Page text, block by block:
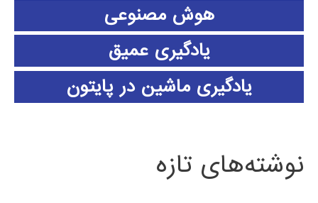
هوش مصنوعی
یادگیری عمیق
یادگیری ماشین در پایتون
نوشته‌های تازه